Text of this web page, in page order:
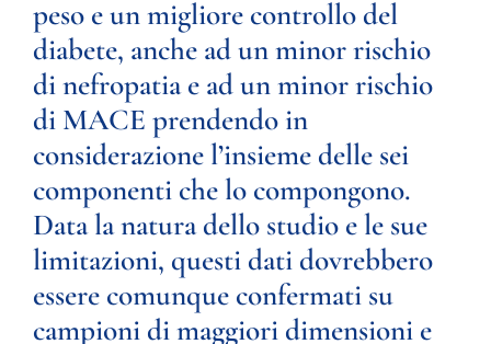
peso e un migliore controllo del
diabete, anche ad un minor rischio
di nefropatia e ad un minor rischio
di MACE prendendo in
considerazione l’insieme delle sei
componenti che lo compongono.
Data la natura dello studio e le sue
limitazioni, questi dati dovrebbero
essere comunque confermati su
campioni di maggiori dimensioni e